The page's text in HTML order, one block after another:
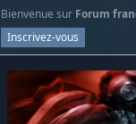
Bienvenue sur Forum
Inscrivez-vous